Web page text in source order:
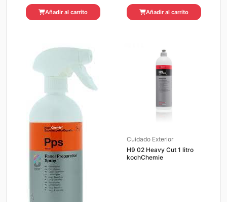
precio
original
precio
actual
Añadir al carrito
precio
original
precio
actual
Añadir al carrito
Cuidado Exterior
H9 02 Heavy Cut 1 litro
kochChemie